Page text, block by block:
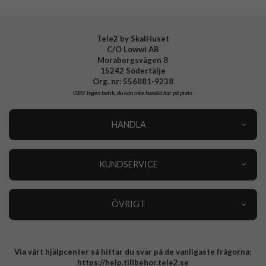
Tele2 by SkalHuset
C/O Lowwi AB
Morabergsvägen 8
15242 Södertälje
Org. nr: 556881-9238
OBS!Ingen butik, du kan inte handla här på plats
HANDLA
KUNDSERVICE
ÖVRIGT
Integritetspolicy
Via vårt hjälpcenter så hittar du svar på de vanligaste frågorna:
https://help.tillbehor.tele2.se